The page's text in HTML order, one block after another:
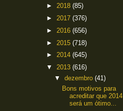
► 2018 (85)
► 2017 (376)
► 2016 (656)
► 2015 (718)
► 2014 (645)
▼ 2013 (616)
▼ dezembro (41)
Bons motivos para
acreditar que 2014
será um ótimo...